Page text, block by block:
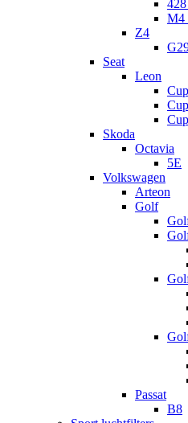
M4
Z4
Seat
Leon
Skoda
Octavia
5E
Volkswagen
Arteon
Golf
Passat
B8